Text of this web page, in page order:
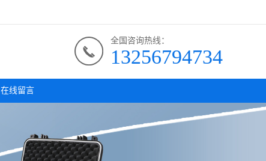
全国咨询热线：
13256794734
在线留言